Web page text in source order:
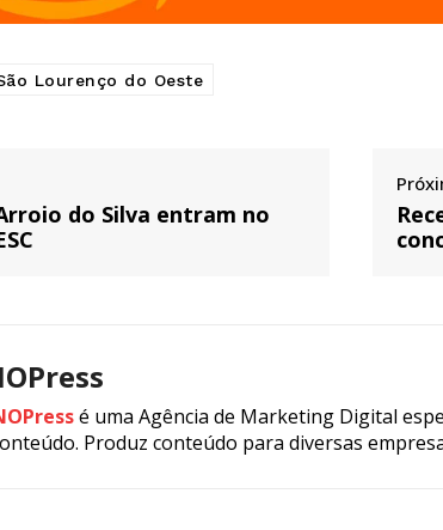
Lourenço do Oeste
do Silva entram no
é uma Agência de Marketing Digital
Produz conteúdo para diversas